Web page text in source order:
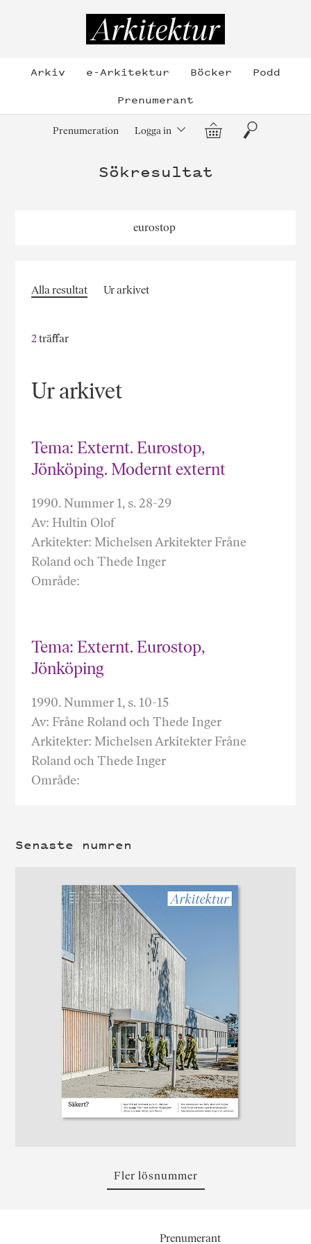
Arkiv e-Arkitektur Böcker
Podd
Prenumerant
Prenumeration Logga in Varukorg
Sök
Sökresultat
Alla resultat Ur arkivet
2träffar
Ur arkivet
Tema: Externt. Eurostop,
Jönköping. Modernt externt
1990. Nummer 1, s. 28-29
Av: Hultin Olof
Arkitekter: Michelsen Arkitekter Fråne
Roland och Thede Inger
Område:
Tema: Externt. Eurostop,
Jönköping
1990. Nummer 1, s. 10-15
Av: Fråne Roland och Thede Inger
Arkitekter: Michelsen Arkitekter Fråne
Roland och Thede Inger
Område:
Senaste numren
Fler lösnummer
Prenumerant